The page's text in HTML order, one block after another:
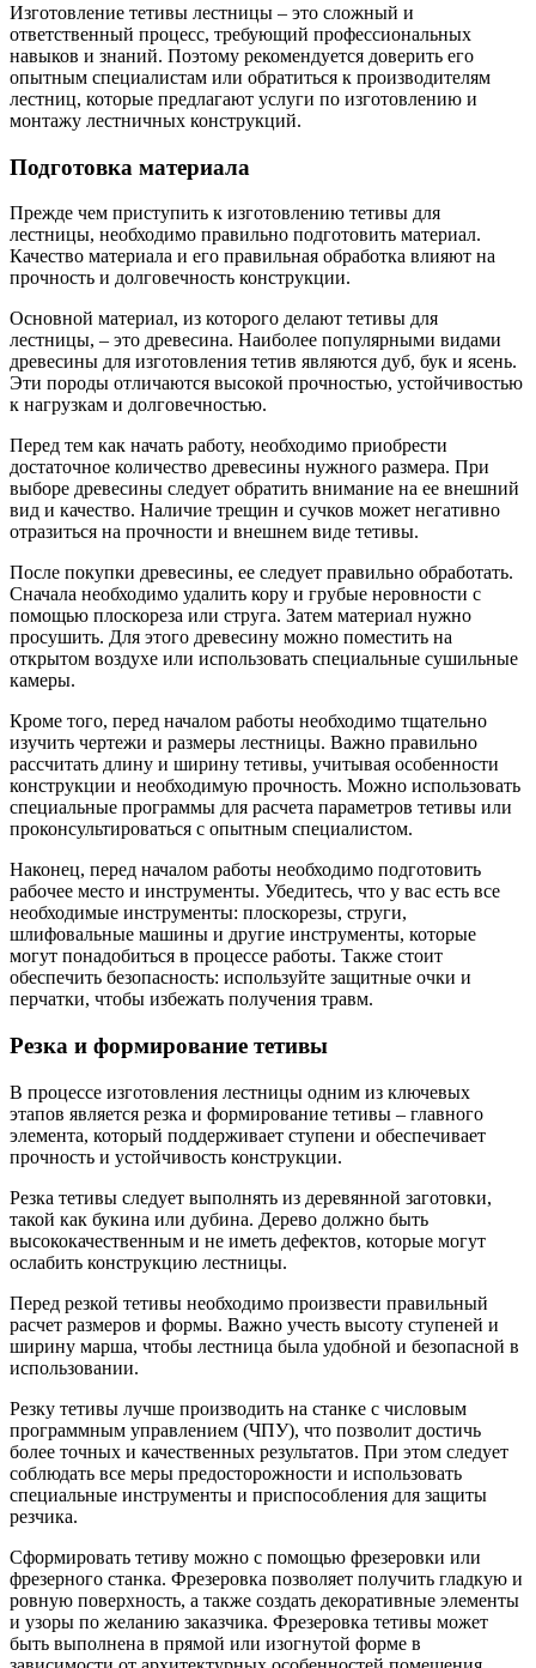
Изготовление тетивы лестницы – это сложный и
ответственный процесс, требующий профессиональных
навыков и знаний. Поэтому рекомендуется доверить его
опытным специалистам или обратиться к производителям
лестниц, которые предлагают услуги по изготовлению и
монтажу лестничных конструкций.
Подготовка материала
Прежде чем приступить к изготовлению тетивы для
лестницы, необходимо правильно подготовить материал.
Качество материала и его правильная обработка влияют на
прочность и долговечность конструкции.
Основной материал, из которого делают тетивы для
лестницы, – это древесина. Наиболее популярными видами
древесины для изготовления тетив являются дуб, бук и ясень.
Эти породы отличаются высокой прочностью, устойчивостью
к нагрузкам и долговечностью.
Перед тем как начать работу, необходимо приобрести
достаточное количество древесины нужного размера. При
выборе древесины следует обратить внимание на ее внешний
вид и качество. Наличие трещин и сучков может негативно
отразиться на прочности и внешнем виде тетивы.
После покупки древесины, ее следует правильно обработать.
Сначала необходимо удалить кору и грубые неровности с
помощью плоскореза или струга. Затем материал нужно
просушить. Для этого древесину можно поместить на
открытом воздухе или использовать специальные сушильные
камеры.
Кроме того, перед началом работы необходимо тщательно
изучить чертежи и размеры лестницы. Важно правильно
рассчитать длину и ширину тетивы, учитывая особенности
конструкции и необходимую прочность. Можно использовать
специальные программы для расчета параметров тетивы или
проконсультироваться с опытным специалистом.
Наконец, перед началом работы необходимо подготовить
рабочее место и инструменты. Убедитесь, что у вас есть все
необходимые инструменты: плоскорезы, струги,
шлифовальные машины и другие инструменты, которые
могут понадобиться в процессе работы. Также стоит
обеспечить безопасность: используйте защитные очки и
перчатки, чтобы избежать получения травм.
Резка и формирование тетивы
В процессе изготовления лестницы одним из ключевых
этапов является резка и формирование тетивы – главного
элемента, который поддерживает ступени и обеспечивает
прочность и устойчивость конструкции.
Резка тетивы следует выполнять из деревянной заготовки,
такой как букина или дубина. Дерево должно быть
высококачественным и не иметь дефектов, которые могут
ослабить конструкцию лестницы.
Перед резкой тетивы необходимо произвести правильный
расчет размеров и формы. Важно учесть высоту ступеней и
ширину марша, чтобы лестница была удобной и безопасной в
использовании.
Резку тетивы лучше производить на станке с числовым
программным управлением (ЧПУ), что позволит достичь
более точных и качественных результатов. При этом следует
соблюдать все меры предосторожности и использовать
специальные инструменты и приспособления для защиты
резчика.
Сформировать тетиву можно с помощью фрезеровки или
фрезерного станка. Фрезеровка позволяет получить гладкую и
ровную поверхность, а также создать декоративные элементы
и узоры по желанию заказчика. Фрезеровка тетивы может
быть выполнена в прямой или изогнутой форме в